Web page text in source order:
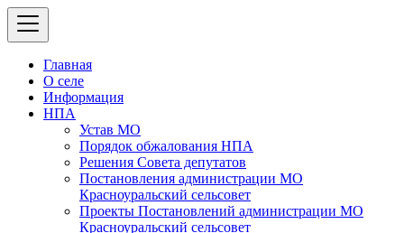
Главная
О селе
Информация
НПА
Устав МО
Порядок обжалования НПА
Решения Совета депутатов
Постановления администрации МО
Красноуральский сельсовет
Проекты Постановлений администрации МО
Красноуральский сельсовет